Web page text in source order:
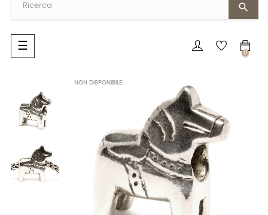
search
navigazione
Toggle
☰
0
NON DISPONIBILE